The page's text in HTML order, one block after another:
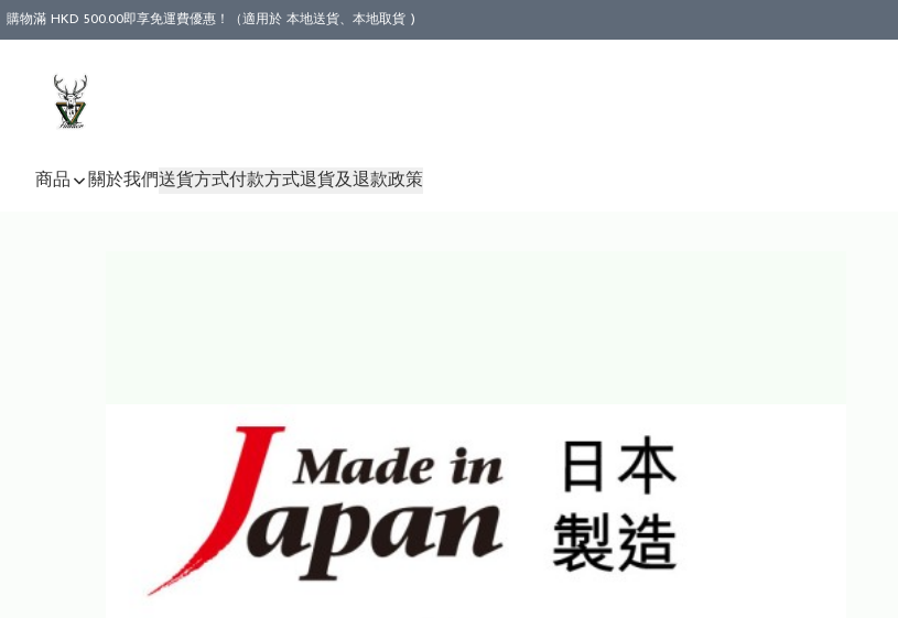
購物滿 HKD 500.00即享免運費優惠！（適用於 本地送貨、本地取貨 )
商品 關於我們送貨方式付款方式退貨及退款政策